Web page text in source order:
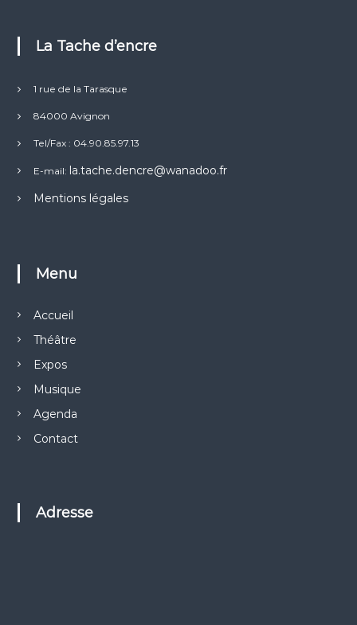
La Tache d’encre
1 rue de la Tarasque
84000 Avignon
Tel/Fax : 04.90.85.97.13
E-mail: la.tache.dencre@wanadoo.fr
Mentions légales
Menu
Accueil
Théâtre
Expos
Musique
Agenda
Contact
Adresse